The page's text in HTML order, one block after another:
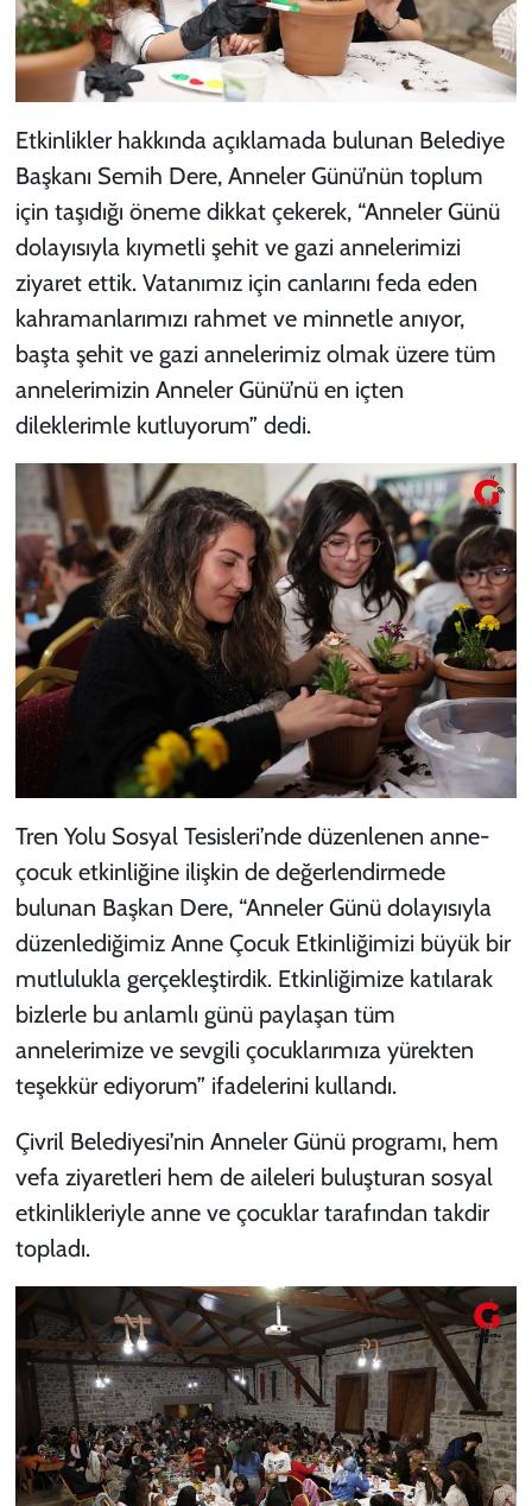
Etkinlikler hakkında açıklamada bulunan Belediye
Başkanı Semih Dere, Anneler Günü’nün toplum
için taşıdığı öneme dikkat çekerek, “Anneler Günü
dolayısıyla kıymetli şehit ve gazi annelerimizi
ziyaret ettik. Vatanımız için canlarını feda eden
kahramanlarımızı rahmet ve minnetle anıyor,
başta şehit ve gazi annelerimiz olmak üzere tüm
annelerimizin Anneler Günü’nü en içten
dileklerimle kutluyorum” dedi.
Tren Yolu Sosyal Tesisleri’nde düzenlenen anne-
çocuk etkinliğine ilişkin de değerlendirmede
bulunan Başkan Dere, “Anneler Günü dolayısıyla
düzenlediğimiz Anne Çocuk Etkinliğimizi büyük bir
mutlulukla gerçekleştirdik. Etkinliğimize katılarak
bizlerle bu anlamlı günü paylaşan tüm
annelerimize ve sevgili çocuklarımıza yürekten
teşekkür ediyorum” ifadelerini kullandı.
Çivril Belediyesi’nin Anneler Günü programı, hem
vefa ziyaretleri hem de aileleri buluşturan sosyal
etkinlikleriyle anne ve çocuklar tarafından takdir
topladı.